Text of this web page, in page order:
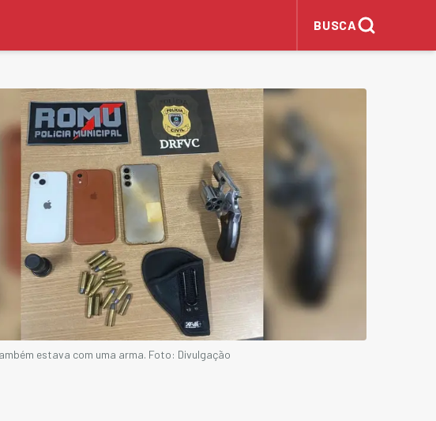
BUSCA
estava com uma arma. Foto: Divulgação